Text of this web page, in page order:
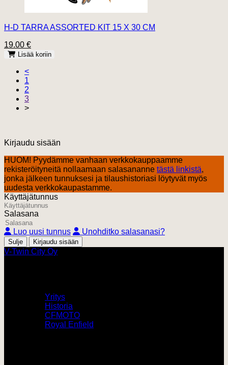
H-D TARRA ASSORTED KIT 15 X 30 CM
19.00 €
Lisää koriin
<
1
2
3
>
Kirjaudu sisään
HUOM! Pyydämme vanhaan verkkokauppaamme
rekisteröityneitä nollaamaan salasananne tästä linkistä,
jonka jälkeen tunnuksesi ja tilaushistoriasi löytyvät myös
uudesta verkkokaupastamme.
Käyttäjätunnus
Salasana
Luo uusi tunnus Unohditko salasanasi?
Sulje
V-Twin City Oy
Yritys
Historia
CFMOTO
Royal Enfield